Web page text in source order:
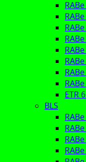
ETR
BLS